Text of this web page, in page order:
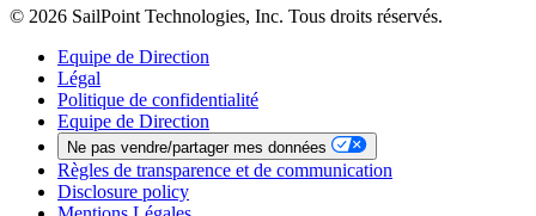
© 2026 SailPoint Technologies, Inc. Tous droits réservés.
Equipe de Direction
Légal
Politique de confidentialité
Equipe de Direction
Ne pas vendre/partager mes données
Règles de transparence et de communication
Disclosure policy